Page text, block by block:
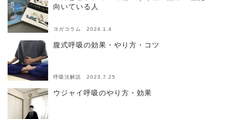
向いている人
ヨガコラム 2024.1.4
腹式呼吸の効果・やり方・コツ
呼吸法解説 2023.7.25
ウジャイ呼吸のやり方・効果